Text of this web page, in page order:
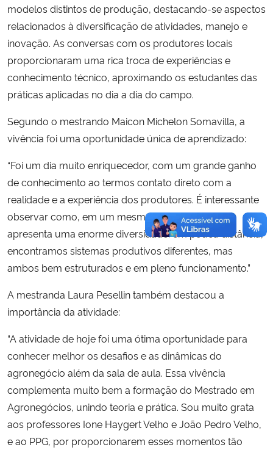
modelos distintos de produção, destacando-se aspectos
relacionados à diversificação de atividades, manejo e
inovação. As conversas com os produtores locais
proporcionaram uma rica troca de experiências e
conhecimento técnico, aproximando os estudantes das
práticas aplicadas no dia a dia do campo.
Segundo o mestrando Maicon Michelon Somavilla, a
vivência foi uma oportunidade única de aprendizado:
“Foi um dia muito enriquecedor, com um grande ganho
de conhecimento ao termos contato direto com a
realidade e a experiência dos produtores. É interessante
observar como, em um mesmo território, o Brasil
apresenta uma enorme diversidade: em pouca distância,
encontramos sistemas produtivos diferentes, mas
ambos bem estruturados e em pleno funcionamento.”
A mestranda Laura Pesellin também destacou a
importância da atividade:
“A atividade de hoje foi uma ótima oportunidade para
conhecer melhor os desafios e as dinâmicas do
agronegócio além da sala de aula. Essa vivência
complementa muito bem a formação do Mestrado em
Agronegócios, unindo teoria e prática. Sou muito grata
aos professores Ione Haygert Velho e João Pedro Velho,
e ao PPG, por proporcionarem esses momentos tão